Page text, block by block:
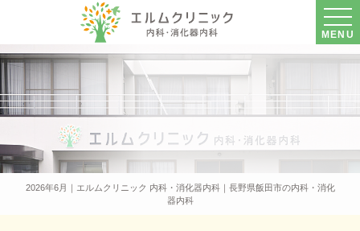
MENU
2026年6月｜エルムクリニック 内科・消化器内科｜長野県飯田市の内科・消化
器内科